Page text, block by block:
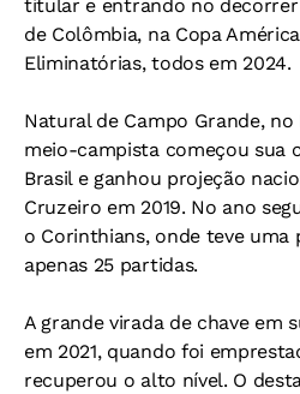
titular e entrando no
de Colômbia, na Copa
Eliminatórias, todos em 2024.
Natural de Campo Grande,
meio-campista começou sua
Brasil e ganhou projeção
Cruzeiro em 2019. No ano
o Corinthians, onde teve uma
apenas 25 partidas.
A grande virada de chave em
em 2021, quando foi
recuperou o alto nível. O